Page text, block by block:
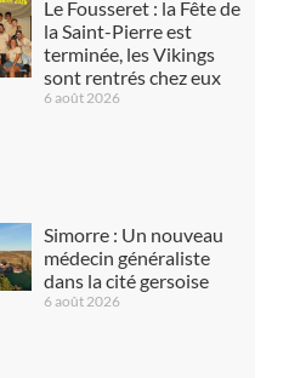
Le Fousseret : la Fête de
la Saint-Pierre est
terminée, les Vikings
sont rentrés chez eux
6 août 2026
Simorre : Un nouveau
médecin généraliste
dans la cité gersoise
6 août 2026